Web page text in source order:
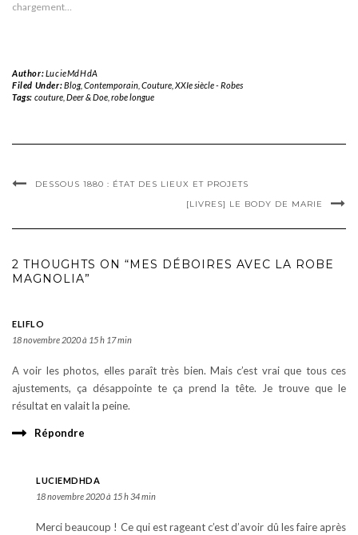
chargement…
Author:LucieMdHdA
Filed Under:Blog, Contemporain, Couture, XXIe siècle - Robes
Tags: couture, Deer & Doe, robe longue
DESSOUS 1880 : ÉTAT DES LIEUX ET PROJETS
[LIVRES] LE BODY DE MARIE
2 THOUGHTS ON “MES DÉBOIRES AVEC LA ROBE
MAGNOLIA”
ELIFLO
18 novembre 2020 à 15 h 17 min
A voir les photos, elles paraît très bien. Mais c’est vrai que tous ces
ajustements, ça désappointe te ça prend la tête. Je trouve que le
résultat en valait la peine.
Répondre
LUCIEMDHDA
18 novembre 2020 à 15 h 34 min
Merci beaucoup ! Ce qui est rageant c’est d’avoir dû les faire après